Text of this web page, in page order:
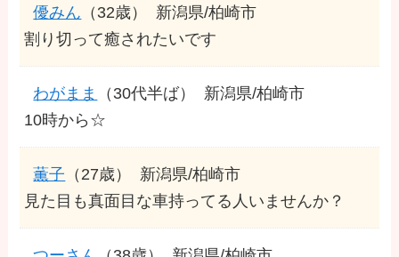
優みん （32歳）
新潟県/柏崎市
割り切って癒されたいです
わがまま （30代半ば）
新潟県/柏崎市
10時から☆
薫子 （27歳）
新潟県/柏崎市
見た目も真面目な車持ってる人いませんか？